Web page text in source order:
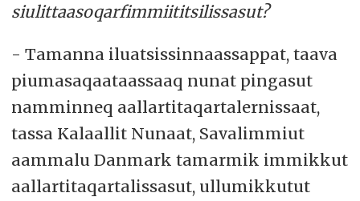
siulittaasoqarfimmiititsilissasut?
- Tamanna iluatsissinnaassappat, taava
piumasaqaataassaaq nunat pingasut
namminneq aallartitaqartalernissaat,
tassa Kalaallit Nunaat, Savalimmiut
aammalu Danmark tamarmik immikkut
aallartitaqartalissasut, ullumikkutut